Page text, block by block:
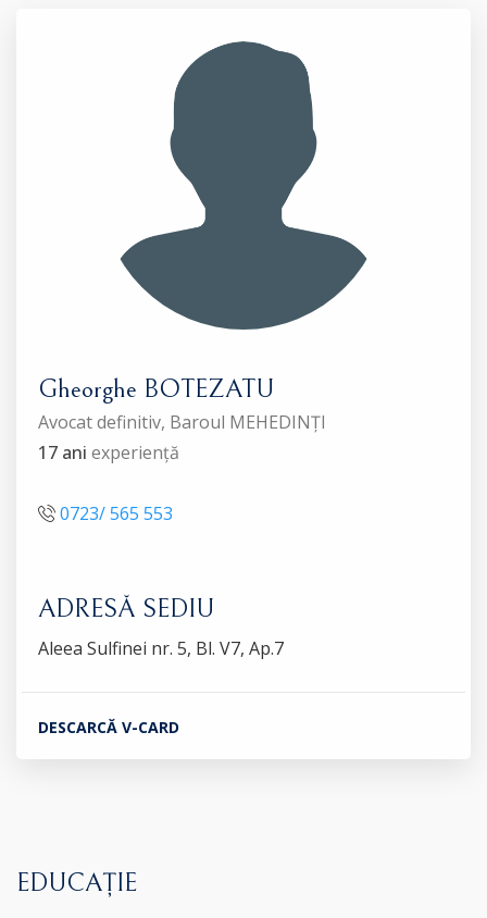
Gheorghe BOTEZATU
Avocat definitiv, Baroul MEHEDINȚI
17 ani experiență
0723/ 565 553
ADRESĂ SEDIU
Aleea Sulfinei nr. 5, Bl. V7, Ap.7
DESCARCĂ V-CARD
EDUCAȚIE